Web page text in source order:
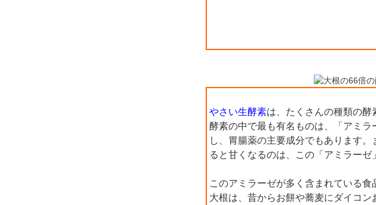
やさい生酵素は、たくさんの種類の酵
酵素の中で最も有名ものは、「アミ
し、胃腸薬の主要成分でもあります
ると甘くなるのは、この「アミラーゼ
このアミラーゼが多く含まれている食
大根は、昔からお餅や蕎麦にダイコン